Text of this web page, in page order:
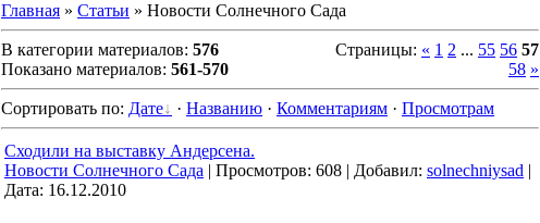
Главная » Статьи » Новости Солнечного Сада
В категории материалов: 576
Показано материалов: 561-570
Страницы: « 1 2 ... 55 56 57
58 »
Сортировать по: Дате · Названию · Комментариям · Просмотрам
Сходили на выставку Андерсена.
Новости Солнечного Сада | Просмотров: 608 | Добавил: solnechniysad |
Дата: 16.12.2010